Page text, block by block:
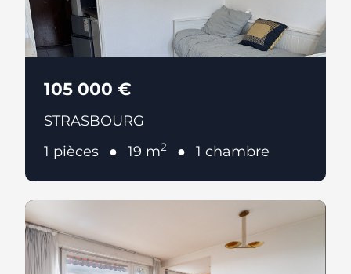
105 000 €
STRASBOURG
1 pièces
19 m2 1 chambre